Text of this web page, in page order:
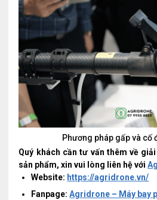
Phương pháp gấp và cố
Quý khách cần tư vấn thêm về
sản phẩm, xin vui lòng liên hệ với
Website: https://agridrone.vn/
Fanpage:Agridrone – Máy bay